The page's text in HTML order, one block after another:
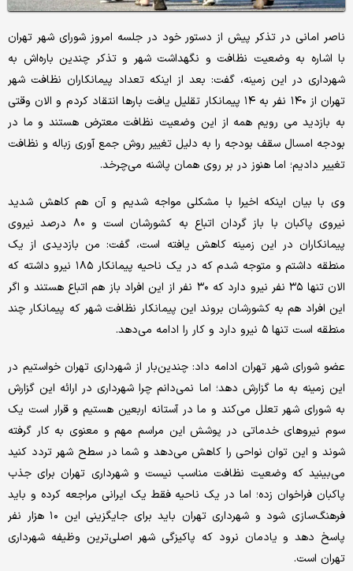
ناصر امانی در تذکر پیش از دستور خود در جلسه امروز شورای شهر تهران
با اشاره به وضعیت نظافت و نگهداشت شهر و تذکر چندین باره‌اش به
شهرداری در این زمینه، گفت: بعد از اینکه تعداد پیمانکاران نظافت شهر
تهران از ۱۴۰ نفر به ۱۴ پیمانکار تقلیل یافت بارها انتقاد کردم و الان وقتی
به بازدید می رویم همه از این وضعیت نظافت معترض هستند و ما در
بودجه امسال سقف بودجه را به دلیل تغییر روش جمع آوری زباله و نظافت
تغییر دادیم؛ اما هنوز در بر روی همان پاشنه می‌چرخد.
وی با بیان اینکه اخیرا با مشکلی مواجه شدیم و آن هم کاهش شدید
نیروی پاکبان با باز گردان اتباع به کشورشان است و ۸۰ درصد نیروی
پیمانکاران در این زمینه کاهش یافته است، گفت: من بازدیدی از یک
منطقه داشتم و متوجه شدم که در یک ناحیه پیمانکار ۱۸۵ نیرو داشته که
الان تنها ۳۵ نفر نیرو دارد که ۳۰ نفر از این افراد باز هم اتباع هستند و اگر
این افراد هم به کشورشان بروند این پیمانکار نظافت شهر که پیمانکار چند
منطقه است تنها ۵ نیرو دارد و کار را ادامه می‌دهد.
عضو شورای شهر تهران ادامه داد: چندین‌بار از شهرداری تهران خواستیم در
این زمینه به ما گزارش دهد؛ اما نمی‌دانم چرا شهرداری در ارائه این گزارش
به شورای شهر تعلل می‌کند و ما در آستانه اربعین هستیم و قرار است یک
سوم نیروهای خدماتی در پوشش این مراسم مهم و معنوی به کار گرفته
شوند و این توان نواحی را کاهش می‌دهد و شما در سطح شهر تردد کنید
می‌بینید که وضعیت نظافت مناسب نیست و شهرداری تهران برای جذب
پاکبان فراخوان زده؛ اما در یک ناحیه فقط یک ایرانی مراجعه کرده و باید
فرهنگ‌سازی شود و شهرداری تهران باید برای جایگزینی این ۱۰ هزار نفر
پاسخ دهد و یادمان نرود که پاکیزگی شهر اصلی‌ترین وظیفه شهرداری
تهران است.